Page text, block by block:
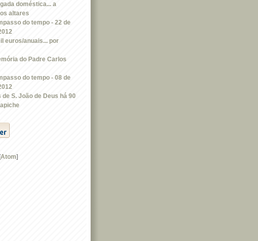
doméstica... a
altares
do tempo - 22 de
euros/anuais... por
do Padre Carlos
do tempo - 08 de
de S. João de Deus há 90
Atom]